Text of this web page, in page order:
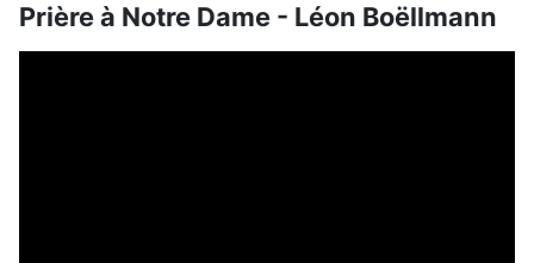
Prière à Notre Dame - Léon Boëllmann